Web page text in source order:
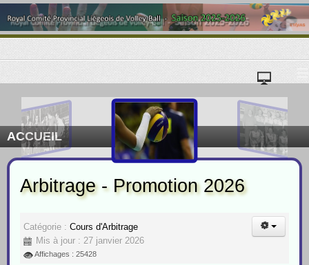
ACCUEIL
Arbitrage - Promotion 2026
Catégorie : Cours d'Arbitrage
Mis à jour : 27 janvier 2026
Affichages : 25428